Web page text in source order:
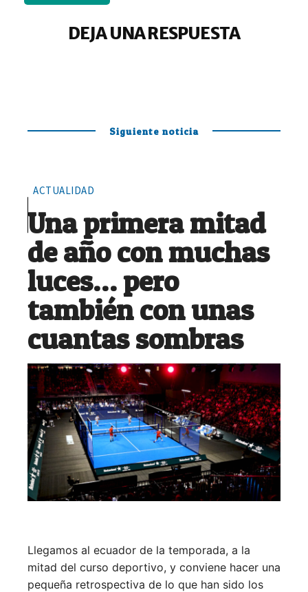
DEJA UNA RESPUESTA
Siguiente noticia
ACTUALIDAD
Una primera mitad
de año con muchas
luces… pero
también con unas
cuantas sombras
Llegamos al ecuador de la temporada, a la
mitad del curso deportivo, y conviene hacer una
pequeña retrospectiva de lo que han sido los